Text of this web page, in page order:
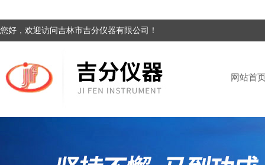
您好，欢迎访问吉林市吉分仪器有限公司！
网站首